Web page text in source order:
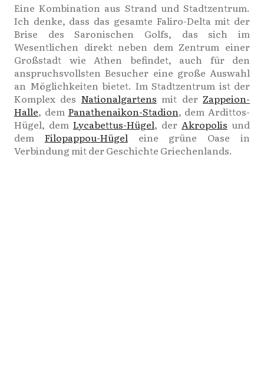
Eine Kombination aus Strand und Stadtzentrum.
Ich denke, dass das gesamte Faliro-Delta mit der
Brise des Saronischen Golfs, das sich im
Wesentlichen direkt neben dem Zentrum einer
Großstadt wie Athen befindet, auch für den
anspruchsvollsten Besucher eine große Auswahl
an Möglichkeiten bietet. Im Stadtzentrum ist der
Komplex des Nationalgartens mit derZappeion-
Halle, dem Panathenaikon-Stadion, dem Ardittos-
Hügel, dem Lycabettus-Hügel, der Akropolis und
dem Filopappou-Hügeleine grüne Oase in
Verbindung mit der Geschichte Griechenlands.